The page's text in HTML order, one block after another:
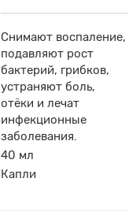
Снимают воспаление,
подавляют рост
бактерий, грибков,
устраняют боль,
отёки и лечат
инфекционные
заболевания.
40 мл
Капли